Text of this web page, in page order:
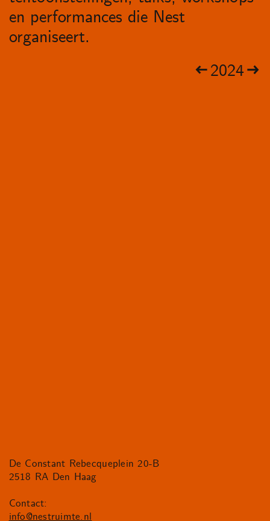
en performances die Nest
organiseert.
2024
De Constant Rebecqueplein 20-B
2518 RA Den Haag
Contact:
info@nestruimte.nl